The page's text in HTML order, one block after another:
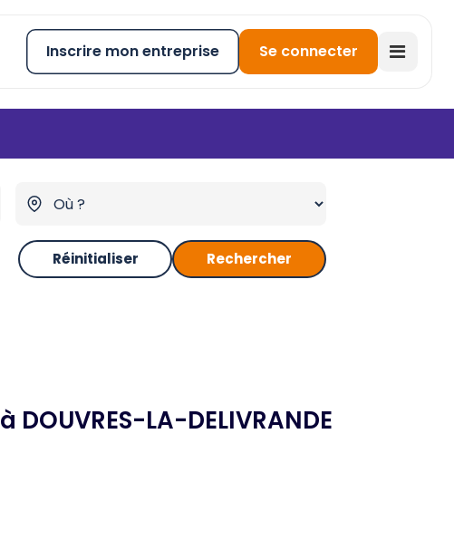
Inscrire mon entreprise Se connecter
Réinitialiser Rechercher
à DOUVRES-LA-DELIVRANDE